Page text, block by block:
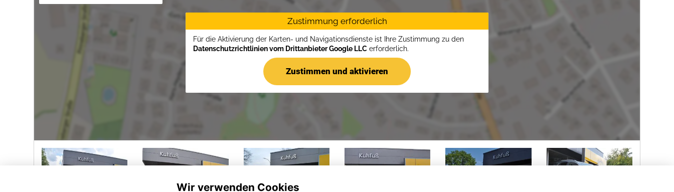
Zustimmung erforderlich
Für die Aktivierung der Karten- und Navigationsdienste ist Ihre Zustimmung zu den
Datenschutzrichtlinien vom Drittanbieter Google LLC erforderlich.
Zustimmen und aktivieren
Wir verwenden Cookies